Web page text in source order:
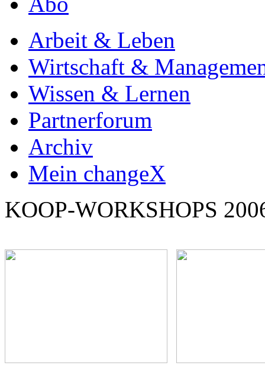
Arbeit & Leben
Wirtschaft &
Wissen & Lernen
Partnerforum
Archiv
Mein changeX
KOOP-WORKSHOPS